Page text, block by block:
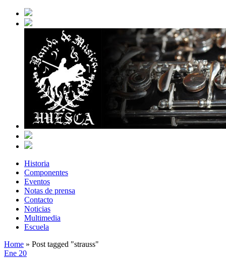
Historia
Componentes
Eventos
Notas de prensa
Contacto
Noticias
Multimedia
Escuela
Home » Post tagged "strauss"
Ene 20